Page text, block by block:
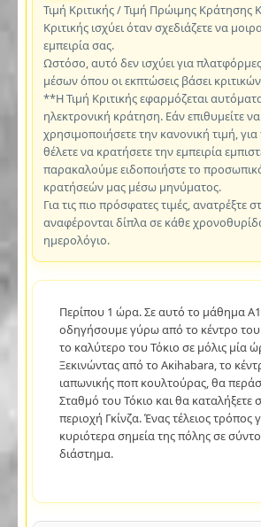
Τιμή Κριτικής / Τιμή Πρώιμης Κράτησης
Κριτικής ισχύει όταν σχεδιάζετε να
εμπειρία σας.
Ωστόσο, αυτό δεν ισχύει για
μέσων όπου οι εκπτώσεις βάσει
**Η Τιμή Κριτικής εφαρμόζεται
ηλεκτρονική κράτηση. Εάν επιθυμείτε να
χρησιμοποιήσετε την κανονική τιμή,
θέλετε να κρατήσετε την εμπειρία
παρακαλούμε ειδοποιήστε το
κρατήσεών μας μέσω μηνύματος.
Για τις πιο πρόσφατες τιμές, ανατρέξτε
αναφέρονται δίπλα σε κάθε
ημερολόγιο.
Περίπου 1 ώρα. Σε αυτό το μάθημα
οδηγήσουμε γύρω από το κέντρο του
το καλύτερο του Τόκιο σε μόλις μία
Ξεκινώντας από το Ακihabara, το
ιαπωνικής ποπ κουλτούρας, θα
Σταθμό του Τόκιο και θα καταλήξετε
περιοχή Γκίνζα. Ένας τέλειος τρόπος
κυριότερα σημεία της πόλης σε
διάστημα.